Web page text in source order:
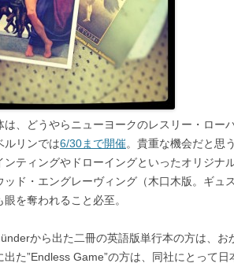
、どうやらニューヨークのレスリー・ロー
ルリンでは6/30まで開催。貴重な機会だと思
ンティングやドローイングといったオリジナ
ッド・エングレーヴィング（木口木版。ギュ
を奪われること必至。
から出た二冊の英語版単行本の方は、お
出た”Endless Game”の方は、同社にとって